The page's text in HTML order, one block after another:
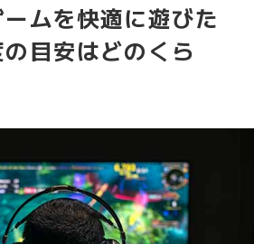
ムを快適に遊びた
目安はどのくら